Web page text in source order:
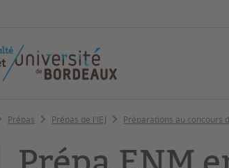
Prépas Prépas de l'IEJ Préparations au concours